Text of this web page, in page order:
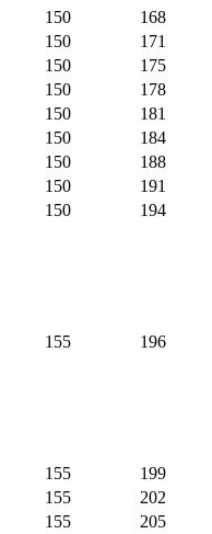
150
168
150
171
150
175
150
178
150
181
150
184
150
188
150
191
150
194
155 196
155
199
155
202
155 205